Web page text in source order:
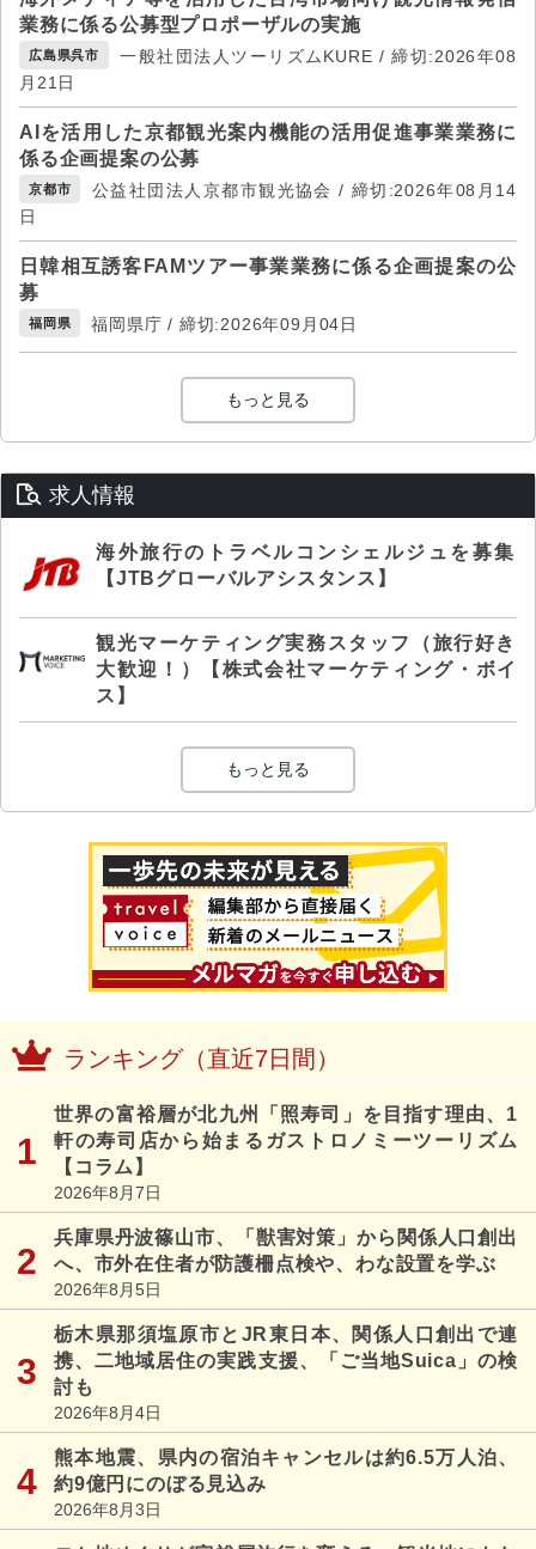
業務に係る公募型プロポーザルの実施
広島県呉市
一般社団法人ツーリズムKURE / 締切:2026年08
月21日
AIを活用した京都観光案内機能の活用促進事業業務に
係る企画提案の公募
京都市
公益社団法人京都市観光協会 / 締切:2026年08月14
日
日韓相互誘客FAMツアー事業業務に係る企画提案の公
募
福岡県 福岡県庁 / 締切:2026年09月04日
もっと見る
求人情報
海外旅行のトラベルコンシェルジュを募集
【JTBグローバルアシスタンス】
観光マーケティング実務スタッフ（旅行好き
大歓迎！）【株式会社マーケティング・ボイ
ス】
もっと見る
ランキング（直近7日間）
世界の富裕層が北九州「照寿司」を目指す理由、1
軒の寿司店から始まるガストロノミーツーリズム
【コラム】
2026年8月7日
兵庫県丹波篠山市、「獣害対策」から関係人口創出
へ、市外在住者が防護柵点検や、わな設置を学ぶ
2026年8月5日
栃木県那須塩原市とJR東日本、関係人口創出で連
携、二地域居住の実践支援、「ご当地Suica」の検
討も
2026年8月4日
熊本地震、県内の宿泊キャンセルは約6.5万人泊、
約9億円にのぼる見込み
2026年8月3日